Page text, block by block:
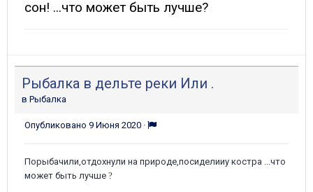
сон! ...что может быть лучше?
Рыбалка в дельте реки Или .
в Рыбалка
Опубликовано 9 Июня 2020 ·
Порыбачили,отдохнули на природе,посиделииу костра ...что
может быть лучше ?